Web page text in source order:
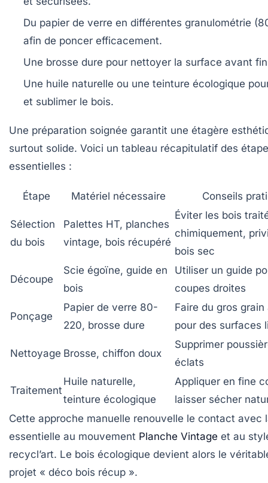
Du papier de verre en différentes granulométrie
afin de poncer efficacement.
Une brosse dure pour nettoyer la surface avant
Une huile naturelle ou une teinture écologique
et sublimer le bois.
Une préparation soignée garantit une étagère
surtout solide. Voici un tableau récapitulatif des
essentielles :
Étape Matériel nécessaire Conseils
Sélection
du bois
Palettes HT, planches
vintage, bois récupéré
Éviter les bois
chimiquement,
bois sec
Découpe
Scie égoïne, guide en
bois
Utiliser un guide
coupes droites
Ponçage
Papier de verre 80-
220, brosse dure
Faire du gros grain
pour des surfaces
Nettoyage Brosse, chiffon doux
Supprimer
éclats
Traitement
Huile naturelle,
teinture écologique
Appliquer en fine
laisser sécher
Cette approche manuelle renouvelle le contact avec
essentielle au mouvement Planche Vintage et au
recycl’art. Le bois écologique devient alors le
projet « déco bois récup ».